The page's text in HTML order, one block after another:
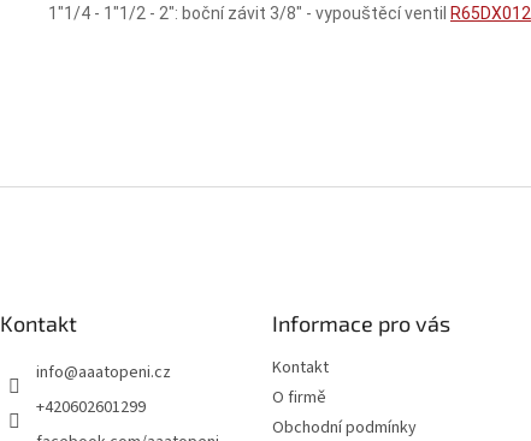
1"1/4 - 1"1/2 - 2": boční závit 3/8" - vypouštěcí ventil R65DX012
Kontakt
info@aaatopeni.cz
+420602601299
Informace pro vás
Kontakt
O firmě
Obchodní podmínky